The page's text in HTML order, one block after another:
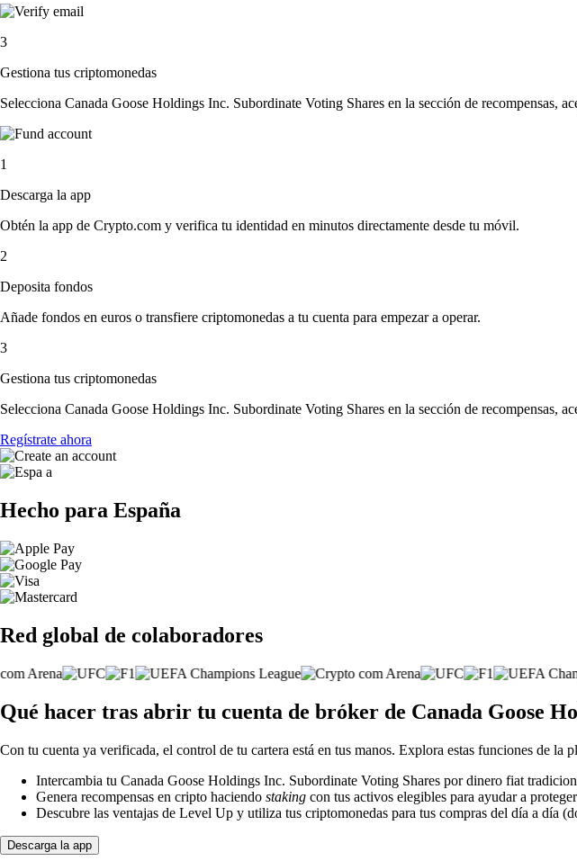
3
Gestiona tus criptomonedas
Selecciona Canada Goose Holdings Inc. Subordinate Voting Shares en la sección de recompensas,
1
Descarga la app
Obtén la app de Crypto.com y verifica tu identidad en minutos directamente desde tu móvil.
2
Deposita fondos
Añade fondos en euros o transfiere criptomonedas a tu cuenta para empezar a operar.
3
Gestiona tus criptomonedas
Selecciona Canada Goose Holdings Inc. Subordinate Voting Shares en la sección de recompensas,
Regístrate ahora
Hecho para España
Red global de colaboradores
Qué hacer tras abrir tu cuenta de bróker de Canada Goose
Con tu cuenta ya verificada, el control de tu cartera está en tus manos. Explora estas funciones de la
Intercambia tu Canada Goose Holdings Inc. Subordinate Voting Shares por dinero fiat
Genera recompensas en cripto haciendo staking con tus activos elegibles para ayudar a
Descubre las ventajas de Level Up y utiliza tus criptomonedas para tus compras del día a día
Descarga la app